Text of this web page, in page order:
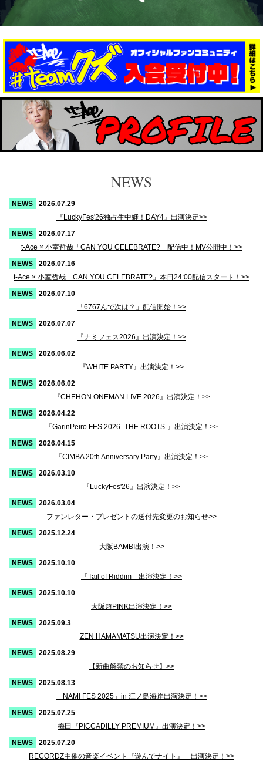
NEWS
2026.07.29
『LuckyFes'26独占生中継！DAY4』出演決定>>
2026.07.17
t-Ace × 小室哲哉「CAN YOU CELEBRATE?」配信中！MV公開中！>>
2026.07.16
t-Ace × 小室哲哉「CAN YOU CELEBRATE?」本日24:00配信スタート！>>
2026.07.10
「6767んで次は？」配信開始！>>
2026.07.07
『ナミフェス2026』出演決定！>>
2026.06.02
『WHITE PARTY』出演決定！>>
2026.06.02
『CHEHON ONEMAN LIVE 2026』出演決定！>>
2026.04.22
『GarinPeiro FES 2026 -THE ROOTS-』出演決定！>>
2026.04.15
『CIMBA 20th Anniversary Party』出演決定！>>
2026.03.10
『LuckyFes'26』出演決定！>>
2026.03.04
ファンレター・プレゼントの送付先変更のお知らせ>>
2025.12.24
大阪BAMBI出演！>>
2025.10.10
「Tail of Riddim」出演決定！>>
2025.10.10
大阪超PINK出演決定！>>
2025.09.3
ZEN HAMAMATSU出演決定！>>
2025.08.29
【新曲解禁のお知らせ】>>
2025.08.13
「NAMI FES 2025」in 江ノ島海岸出演決定！>>
2025.07.25
梅田『PICCADILLY PREMIUM』出演決定！>>
2025.07.20
RECORDZ主催の音楽イベント『遊んでナイト』 出演決定！>>